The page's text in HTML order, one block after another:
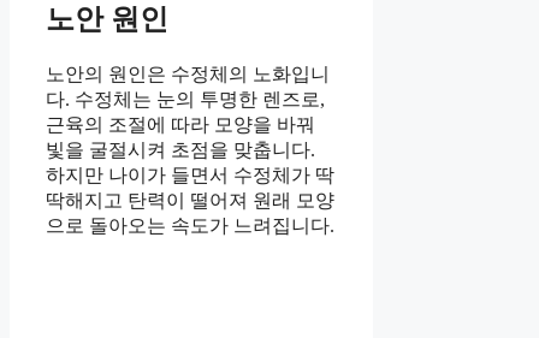
노안 원인
노안의 원인은 수정체의 노화입니
다. 수정체는 눈의 투명한 렌즈로,
근육의 조절에 따라 모양을 바꿔
빛을 굴절시켜 초점을 맞춥니다.
하지만 나이가 들면서 수정체가 딱
딱해지고 탄력이 떨어져 원래 모양
으로 돌아오는 속도가 느려집니다.